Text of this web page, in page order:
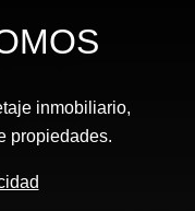
inmobiliario,
propiedades.